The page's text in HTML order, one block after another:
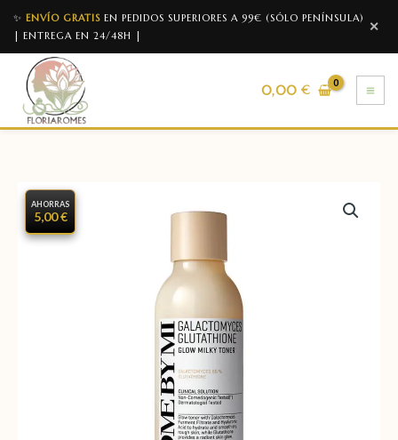
✨ ENVÍO GRATIS EN PEDIDOS SUPERIORES A 99€ (SÓLO PENÍNSULA)
| ENTREGA EN 24/48H |
✕
0,00€
AHORRAS
5,00 €